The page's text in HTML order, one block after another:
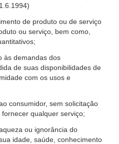
de produto ou de serviço
ou serviço, bem como,
às demandas dos
de suas disponibilidades de
com os usos e
consumidor, sem solicitação
qualquer serviço;
ou ignorância do
idade, saúde, conhecimento